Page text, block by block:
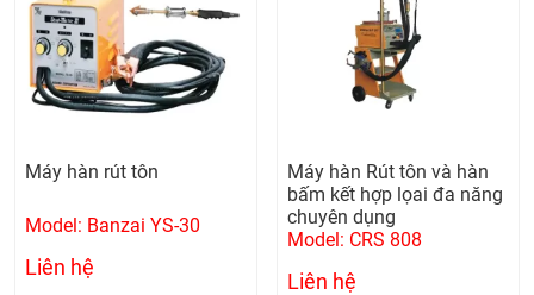
Máy hàn rút tôn
Model: Banzai YS-30
Liên hệ
Máy hàn Rút tôn và hàn
bấm kết hợp lọai đa năng
chuyên dụng
Model: CRS 808
Liên hệ